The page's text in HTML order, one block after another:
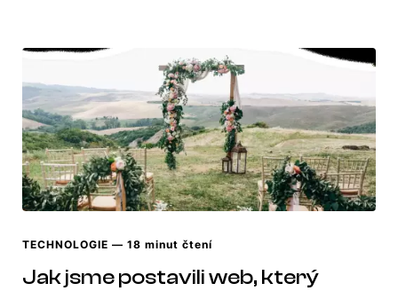
TECHNOLOGIE — 18 minut čtení
Jak jsme postavili web, který